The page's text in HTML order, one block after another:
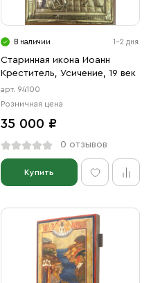
В наличии 1-2 дня
Старинная икона Иоанн
Креститель, Усичение, 19 век
арт. 94100
Розничная цена
35 000 ₽
0 отзывов
Купить